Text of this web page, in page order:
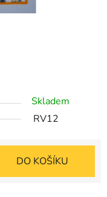
Skladem
RV12
DO KOŠÍKU